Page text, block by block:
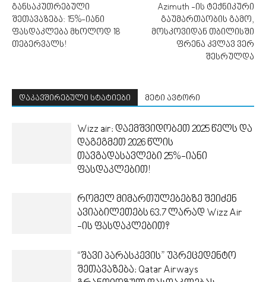
განსაკუთრებული
შეთავაზება: 15%-იანი
ფასდაკლება მხოლოდ 18
თებერვალს!
Azimuth -ის ტექნიკური
გაუმართაობის გამო,
მოსკოვიდან თბილისში
ფრენა კვლავ ვერ
შესრულდა
დაკავშირებული სტატიები მეტი ავტორი
Wizz air: დაემშვიდობეთ 2025 წელს და
დაგეგმეთ 2026 წლის
თავგადასავლები 25%-იანი
ფასდაკლებით!
რომელ მიმართულებებზე შეიძენ
ავიაბილეთებს 63.7 ლარად Wizz Air
-ის ფასდაკლებით?
“შავი პარასკევის” უპრეცედენტო
შეთავაზება: Qatar Airways